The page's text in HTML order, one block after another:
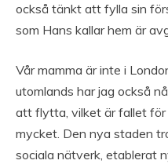
också tänkt att fylla sin
som Hans kallar hem är
Vår mamma är inte i
utomlands har jag också
att flytta, vilket är fallet för
mycket. Den nya staden
sociala nätverk, etablerat